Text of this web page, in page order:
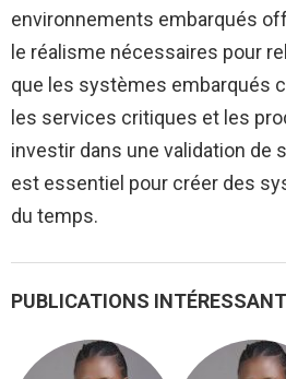
environnements embarqués
le réalisme nécessaires pour
que les systèmes embarqués
les services critiques et les
investir dans une validation de
est essentiel pour créer des
du temps.
PUBLICATIONS